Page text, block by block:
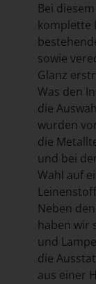
Bei
komplette
sowie
Glanz
Was den
die
wurden
die
und bei
Wahl auf
Neben
haben wir
und
die
aus einer